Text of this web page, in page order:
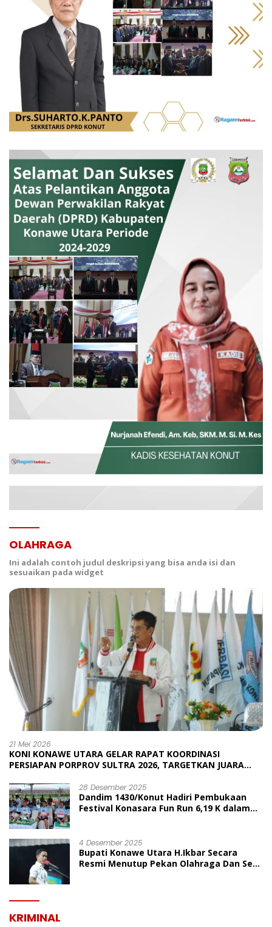
OLAHRAGA
Ini adalah contoh judul deskripsi yang bisa anda isi dan
sesuaikan pada widget
21 Mei 2026
KONI KONAWE UTARA GELAR RAPAT KOORDINASI
PERSIAPAN PORPROV SULTRA 2026, TARGETKAN JUARA
28 Desember 2025
Dandim 1430/Konut Hadiri Pembukaan
Festival Konasara Fun Run 6,19 K dalam
4 Desember 2025
Bupati Konawe Utara H.Ikbar Secara
Resmi Menutup Pekan Olahraga Dan Seni
KRIMINAL